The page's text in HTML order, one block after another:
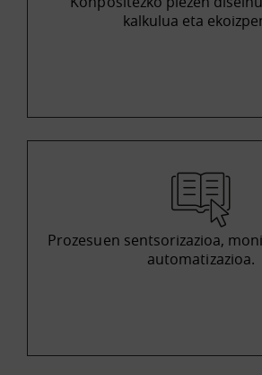
kalkulua eta
Prozesuen sentsorizazioa,
automatizazioa.